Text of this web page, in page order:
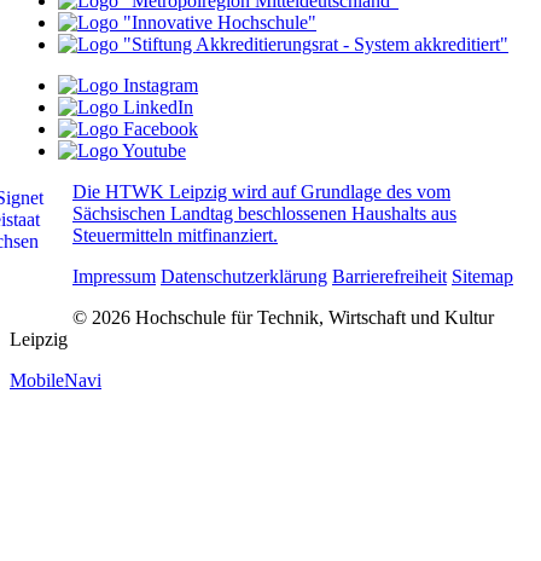
Die HTWK Leipzig wird auf Grundlage des vom
Sächsischen Landtag beschlossenen Haushalts aus
Steuermitteln mitfinanziert.
Impressum Datenschutzerklärung Barrierefreiheit Sitemap
© 2026 Hochschule für Technik, Wirtschaft und Kultur
Leipzig
MobileNavi